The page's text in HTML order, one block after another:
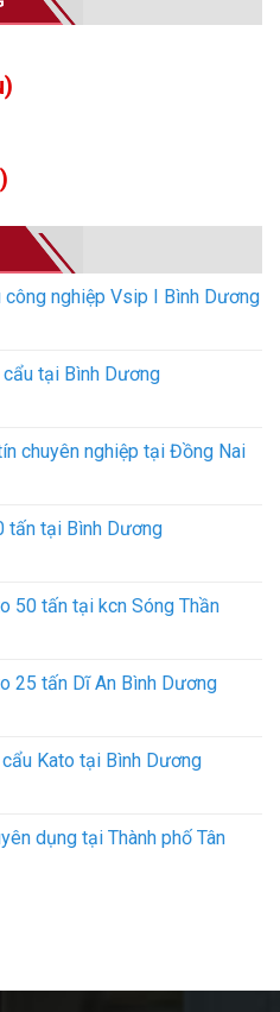
công nghiệp Vsip I Bình Dương
tại Bình Dương
chuyên nghiệp tại Đồng Nai
tấn tại Bình Dương
50 tấn tại kcn Sóng Thần
25 tấn Dĩ An Bình Dương
Kato tại Bình Dương
dụng tại Thành phố Tân